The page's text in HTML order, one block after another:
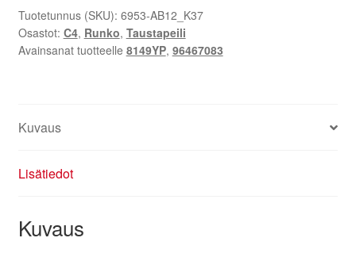
EXLD
96467083
8149YP
Tuotetunnus (SKU): 6953-AB12_K37
Osastot: C4, Runko, Taustapeili
Avainsanat tuotteelle 8149YP, 96467083
Kuvaus
Lisätiedot
Kuvaus